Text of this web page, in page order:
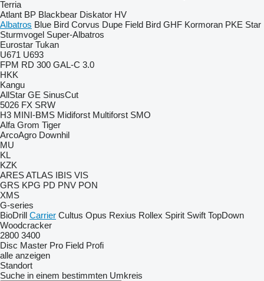
Terria
Atlant BP Blackbear Diskator HV
Albatros Blue Bird Corvus Dupe Field Bird GHF Kormoran PKE Star
Sturmvogel Super-Albatros
Eurostar Tukan
U671 U693
FPM RD 300 GAL-C 3.0
HKK
Kangu
AllStar GE SinusCut
5026 FX SRW
H3 MINI-BMS Midiforst Multiforst SMO
Alfa Grom Tiger
ArcoAgro Downhil
MU
KL
KZK
ARESATLAS IBIS VIS
GRS KPG PD PNV PON
XMS
G-series
BioDrill Carrier Cultus Opus Rexius Rollex Spirit Swift TopDown
Woodcracker
2800 3400
Disc Master Pro Field Profi
alle anzeigen
Standort
Suche in einem bestimmten Umkreis